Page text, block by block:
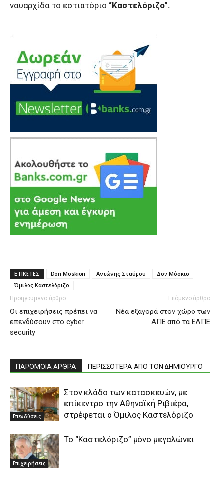
ναυαρχίδα το εστιατόριο “Καστελόριζο”.
ΕΤΙΚΕΤΕΣ Don Mοskion Αντώνης Σταύρου
Δον Μόσκιο
Όμιλος Καστελόριζο
Προηγούμενο άρθρο
Οι επιχειρήσεις πρέπει να
επενδύσουν στο cyber
security
Επόμενο άρθρο
Νέα εξαγορά στον χώρο των
ΑΠΕ από τα ΕΛΠΕ
ΠΑΡΟΜΟΙΑ ΑΡΘΡΑ ΠΕΡΙΣΣΟΤΕΡΑ ΑΠΟ ΤΟΝ ΔΗΜΙΟΥΡΓΟ
Επενδύσεις
Στον κλάδο των κατασκευών, με
επίκεντρο την Αθηναϊκή Ριβιέρα,
στρέφεται ο Όμιλος Καστελόριζο
Επιχειρήσεις
To “Καστελόριζο” μόνο μεγαλώνει